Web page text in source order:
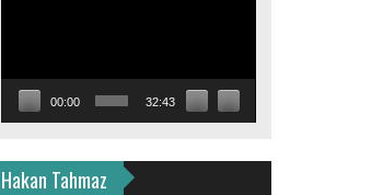
00:00 32:43
Hakan Tahmaz